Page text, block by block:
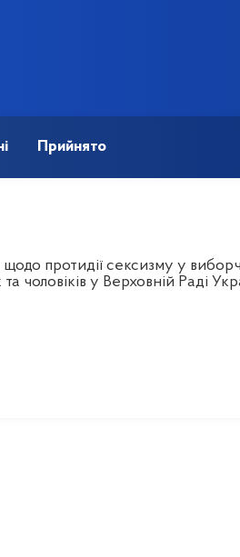
Прийнято
протидії сексизму у
чоловіків у Верховній Раді